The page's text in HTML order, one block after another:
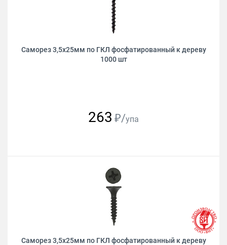
Саморез 3,5х25мм по ГКЛ фосфатированный к дереву
1000 шт
263 ₽/упа
Саморез 3,5х25мм по ГКЛ фосфатированный к дереву